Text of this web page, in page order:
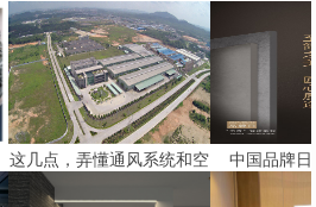
这几点，弄懂通风系统和空 中国品牌